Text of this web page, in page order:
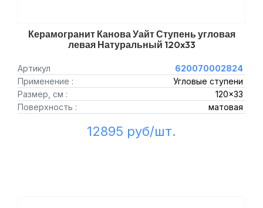
Керамогранит Канова Уайт Ступень угловая
левая Натуральный 120x33
Артикул
620070002824
Применение :
Угловые ступени
Размер, см :
120x33
Поверхность :
матовая
12895 руб/шт.